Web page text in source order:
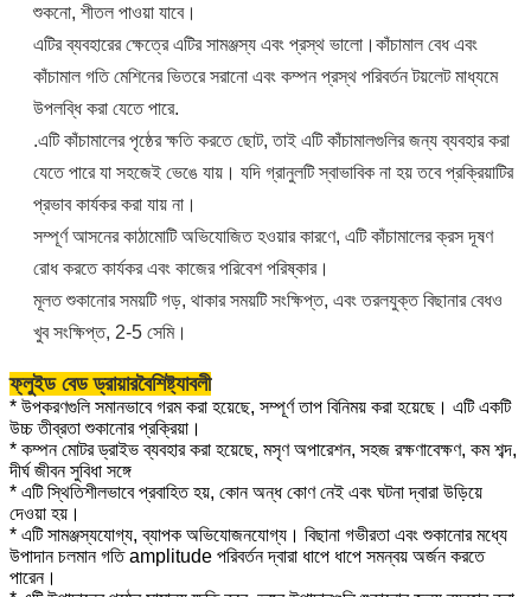
শুকনো, শীতল পাওয়া যাবে।
এটির ব্যবহারের ক্ষেত্রে এটির সামঞ্জস্য এবং প্রস্থ ভালো।কাঁচামাল বেধ এবং
কাঁচামাল গতি মেশিনের ভিতরে সরানো এবং কম্পন প্রস্থ পরিবর্তন টয়লেট মাধ্যমে
উপলব্ধি করা যেতে পারে.
.এটি কাঁচামালের পৃষ্ঠের ক্ষতি করতে ছোট, তাই এটি কাঁচামালগুলির জন্য ব্যবহার করা
যেতে পারে যা সহজেই ভেঙে যায়। যদি গ্রানুলটি স্বাভাবিক না হয় তবে প্রক্রিয়াটির
প্রভাব কার্যকর করা যায় না।
সম্পূর্ণ আসনের কাঠামোটি অভিযোজিত হওয়ার কারণে, এটি কাঁচামালের ক্রস দূষণ
রোধ করতে কার্যকর এবং কাজের পরিবেশ পরিষ্কার।
মূলত শুকানোর সময়টি গড়, থাকার সময়টি সংক্ষিপ্ত, এবং তরলযুক্ত বিছানার বেধও
খুব সংক্ষিপ্ত, 2-5 সেমি।
ফ্লুইড বেড ড্রায়ারবৈশিষ্ট্যাবলী
* উপকরণগুলি সমানভাবে গরম করা হয়েছে, সম্পূর্ণ তাপ বিনিময় করা হয়েছে। এটি একটি
উচ্চ তীব্রতা শুকানোর প্রক্রিয়া।
* কম্পন মোটর ড্রাইভ ব্যবহার করা হয়েছে, মসৃণ অপারেশন, সহজ রক্ষণাবেক্ষণ, কম শব্দ,
দীর্ঘ জীবন সুবিধা সঙ্গে
* এটি স্থিতিশীলভাবে প্রবাহিত হয়, কোন অন্ধ কোণ নেই এবং ঘটনা দ্বারা উড়িয়ে
দেওয়া হয়।
* এটি সামঞ্জস্যযোগ্য, ব্যাপক অভিযোজনযোগ্য। বিছানা গভীরতা এবং শুকানোর মধ্যে
উপাদান চলমান গতি amplitude পরিবর্তন দ্বারা ধাপে ধাপে সমন্বয় অর্জন করতে
পারেন।